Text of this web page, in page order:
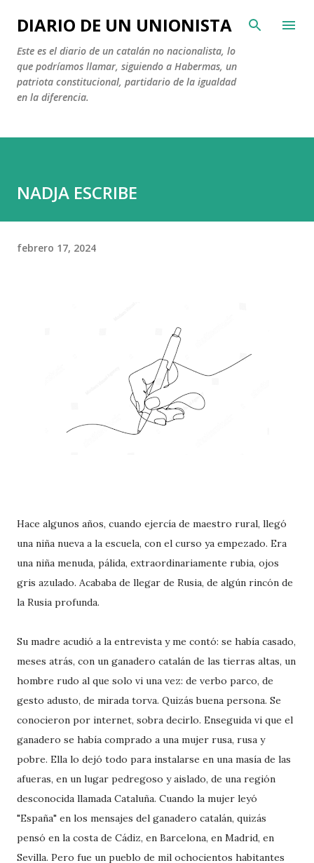
Ir al contenido principal
DIARIO DE UN UNIONISTA
Este es el diario de un catalán no nacionalista, lo
que podríamos llamar, siguiendo a Habermas, un
patriota constitucional, partidario de la igualdad
en la diferencia.
NADJA ESCRIBE
febrero 17, 2024
Hace algunos años, cuando ejercía de maestro rural, llegó
una niña nueva a la escuela, con el curso ya empezado. Era
una niña menuda, pálida, extraordinariamente rubia, ojos
gris azulado. Acababa de llegar de Rusia, de algún rincón de
la Rusia profunda.
Su madre acudió a la entrevista y me contó: se había casado,
meses atrás, con un ganadero catalán de las tierras altas, un
hombre rudo al que solo vi una vez: de verbo parco, de
gesto adusto, de mirada torva. Quizás buena persona. Se
conocieron por internet, sobra decirlo. Enseguida vi que el
ganadero se había comprado a una mujer rusa, rusa y
pobre. Ella lo dejó todo para instalarse en una masía de las
afueras, en un lugar pedregoso y aislado, de una región
desconocida llamada Cataluña. Cuando la mujer leyó
"España" en los mensajes del ganadero catalán, quizás
pensó en la costa de Cádiz, en Barcelona, en Madrid, en
Sevilla. Pero fue un pueblo de mil ochocientos habitantes